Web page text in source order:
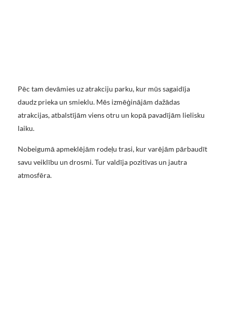
Pēc tam devāmies uz atrakciju parku, kur mūs sagaidīja
daudz prieka un smieklu. Mēs izmēģinājām dažādas
atrakcijas, atbalstījām viens otru un kopā pavadījām lielisku
laiku.
Nobeigumā apmeklējām rodeļu trasi, kur varējām pārbaudīt
savu veiklību un drosmi. Tur valdīja pozitīvas un jautra
atmosfēra.